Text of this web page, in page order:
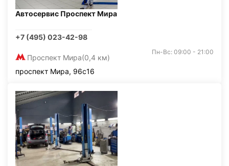
Автосервис Проспект Мира
+7 (495) 023-42-98
Проспект Мира(0,4 км)
Пн-Вс: 09:00 - 21:00
проспект Мира, 96с16